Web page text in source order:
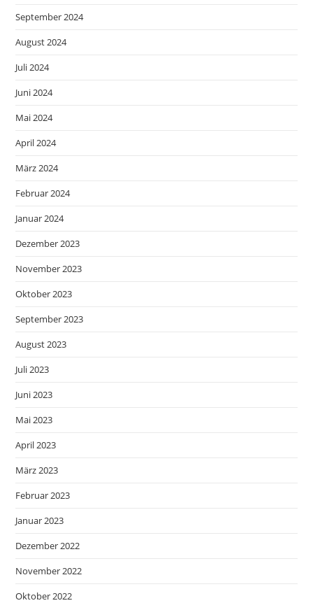
September 2024
August 2024
Juli 2024
Juni 2024
Mai 2024
April 2024
März 2024
Februar 2024
Januar 2024
Dezember 2023
November 2023
Oktober 2023
September 2023
August 2023
Juli 2023
Juni 2023
Mai 2023
April 2023
März 2023
Februar 2023
Januar 2023
Dezember 2022
November 2022
Oktober 2022